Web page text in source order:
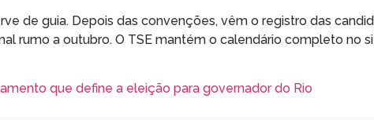
de guia. Depois das convenções, vêm o registro das
rumo a outubro. O TSE mantém o calendário completo no
que define a eleição para governador do Rio